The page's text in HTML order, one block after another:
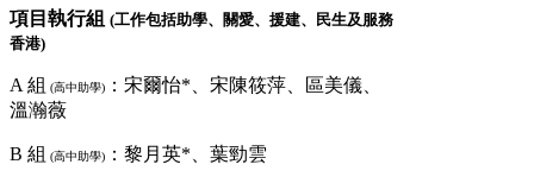
項目執行組 (工作包括助學、關愛、援建、民生及服務
香港)
A 組 (高中助學)
：宋爾怡*、宋陳筱萍、區美儀、
溫瀚薇
B 組 (高中助學) ：黎月英*、葉勁雲